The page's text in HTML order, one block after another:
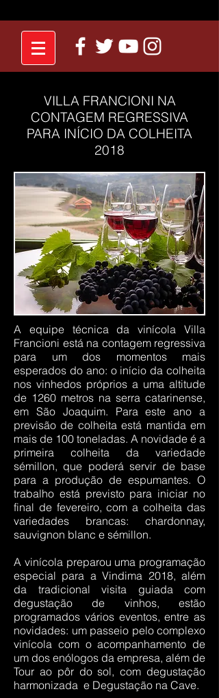
VILLA FRANCIONI NA
CONTAGEM REGRESSIVA
PARA INÍCIO DA COLHEITA
2018
A equipe técnica da vinícola Villa
Francioni está na contagem regressiva
para um dos momentos mais
esperados do ano: o início da colheita
nos vinhedos próprios a uma altitude
de 1260 metros na serra catarinense,
em São Joaquim. Para este ano a
previsão de colheita está mantida em
mais de 100 toneladas. A novidade é a
primeira colheita da variedade
sémillon, que poderá servir de base
para a produção de espumantes. O
trabalho está previsto para iniciar no
final de fevereiro, com a colheita das
variedades brancas: chardonnay,
sauvignon blanc e sémillon.
A vinícola preparou uma programação
especial para a Vindima 2018, além
da tradicional visita guiada com
degustação de vinhos, estão
programados vários eventos, entre as
novidades: um passeio pelo complexo
vinícola com o acompanhamento de
um dos enólogos da empresa, além de
Tour ao pôr do sol, com degustação
harmonizada e Degustação na Cave.